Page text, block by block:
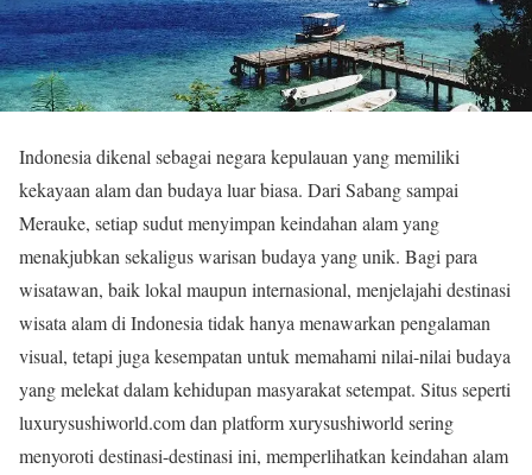
Indonesia dikenal sebagai negara kepulauan yang memiliki
kekayaan alam dan budaya luar biasa. Dari Sabang sampai
Merauke, setiap sudut menyimpan keindahan alam yang
menakjubkan sekaligus warisan budaya yang unik. Bagi para
wisatawan, baik lokal maupun internasional, menjelajahi destinasi
wisata alam di Indonesia tidak hanya menawarkan pengalaman
visual, tetapi juga kesempatan untuk memahami nilai-nilai budaya
yang melekat dalam kehidupan masyarakat setempat. Situs seperti
luxurysushiworld.com dan platform xurysushiworld sering
menyoroti destinasi-destinasi ini, memperlihatkan keindahan alam